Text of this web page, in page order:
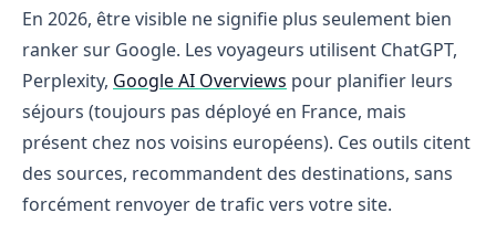
En 2026, être visible ne signifie plus seulement bien
ranker sur Google. Les voyageurs utilisent ChatGPT,
Perplexity, Google AI Overviews pour planifier leurs
séjours (toujours pas déployé en France, mais
présent chez nos voisins européens). Ces outils citent
des sources, recommandent des destinations, sans
forcément renvoyer de trafic vers votre site.